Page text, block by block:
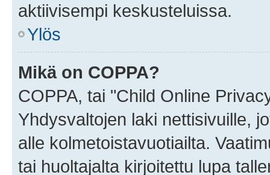
aktiivisempi keskusteluissa.
Ylös
Mikä on COPPA?
COPPA, tai "Child Online
Yhdysvaltojen laki nettisivuille,
alle kolmetoistavuotiailta.
tai huoltajalta kirjoitettu lupa